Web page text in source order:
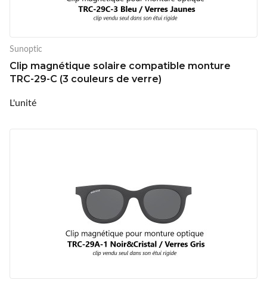
Sunoptic
Clip magnétique solaire compatible monture
TRC-29-C (3 couleurs de verre)
L'unité